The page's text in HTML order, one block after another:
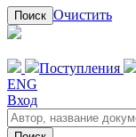
Поиск Очистить
Поступления
ENG
Вход